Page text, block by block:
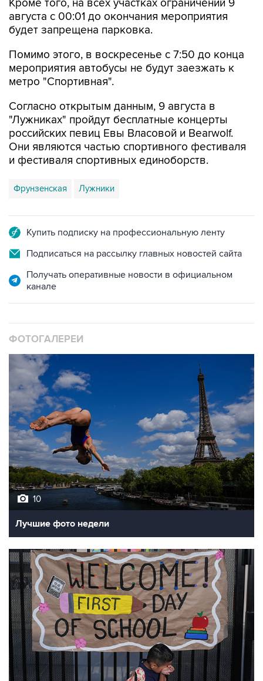
Кроме того, на всех участках ограничений 9
августа с 00:01 до окончания мероприятия
будет запрещена парковка.
Помимо этого, в воскресенье с 7:50 до конца
мероприятия автобусы не будут заезжать к
метро "Спортивная".
Согласно открытым данным, 9 августа в
"Лужниках" пройдут бесплатные концерты
российских певиц Евы Власовой и Bearwolf.
Они являются частью спортивного фестиваля
и фестиваля спортивных единоборств.
Фрунзенская Лужники
Купить подписку на профессиональную ленту
Подписаться на рассылку главных новостей сайта
Получать оперативные новости в официальном
канале
ФОТОГАЛЕРЕИ
10
Лучшие фото недели